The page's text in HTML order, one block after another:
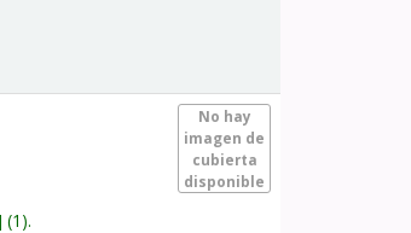
No hay
imagen de
cubierta
disponible
(1).